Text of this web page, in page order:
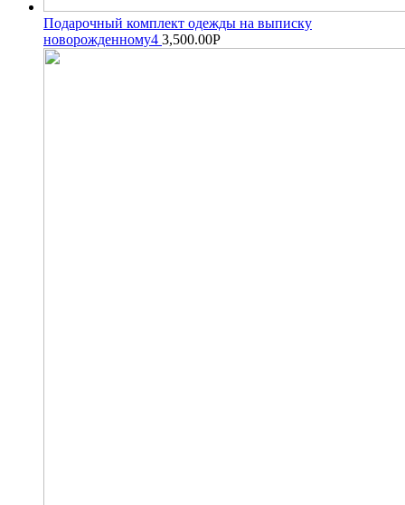
Подарочный комплект одежды на выписку
новорожденному4 3,500.00Р